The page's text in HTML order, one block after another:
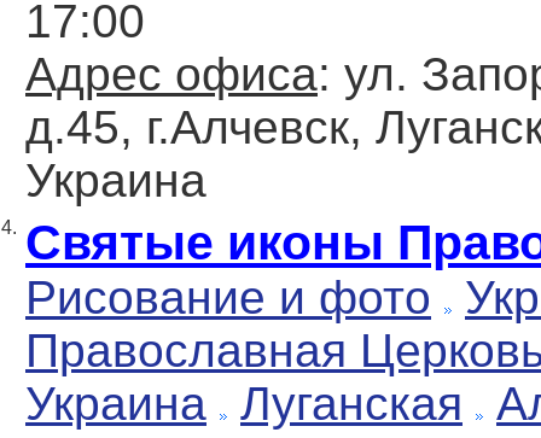
17:00
Адрес офиса: ул.
д.45, г.Алчевск,
Украина
4. Святые иконы
Рисование и фото
Православная
Украина
Луганская